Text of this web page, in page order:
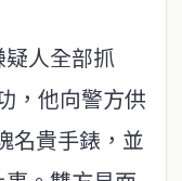
人全部抓
，他向警方供
名貴手錶，並